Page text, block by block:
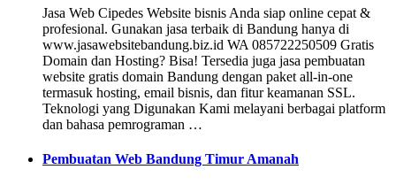
Jasa Web Cipedes Website bisnis Anda siap online cepat &
profesional. Gunakan jasa terbaik di Bandung hanya di
www.jasawebsitebandung.biz.id WA 085722250509 Gratis
Domain dan Hosting? Bisa! Tersedia juga jasa pembuatan
website gratis domain Bandung dengan paket all-in-one
termasuk hosting, email bisnis, dan fitur keamanan SSL.
Teknologi yang Digunakan Kami melayani berbagai platform
dan bahasa pemrograman …
Pembuatan Web Bandung Timur Amanah